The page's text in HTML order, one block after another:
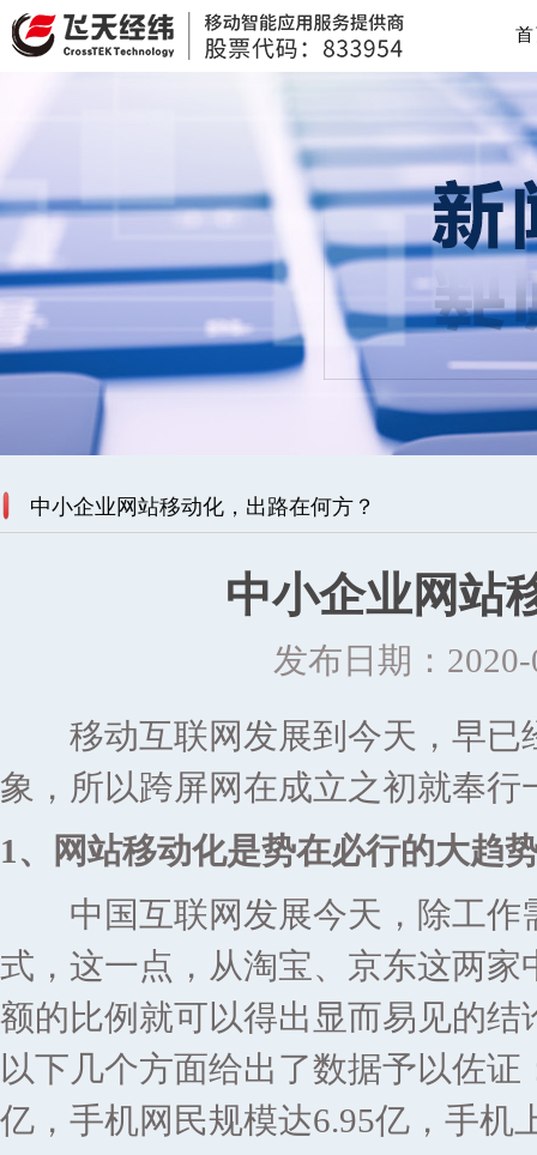
中小企业网站移动化，出路在何方？
中小企业网站
发布日期：
移动互联网发展到今天，早已
象，所以跨屏网在成立之初就奉行
1、网站移动化是势在必行的大趋
中国互联网发展今天，除工作
式，这一点，从淘宝、京东这两
额的比例就可以得出显而易见的
以下几个方面给出了数据予以佐
亿，手机网民规模达6.95亿，手机